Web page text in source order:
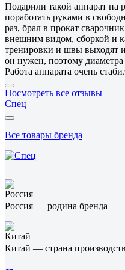
Подарили такой аппарат на
поработать руками в
раз, брал в прокат
внешним видом, сборкой и
тренировки и швы выходят
он нужен, поэтому диаметра
Работа аппарата очень
Посмотреть все отзывы
Спец
Все товары бренда
Россия — родина бренда
Китай — страна